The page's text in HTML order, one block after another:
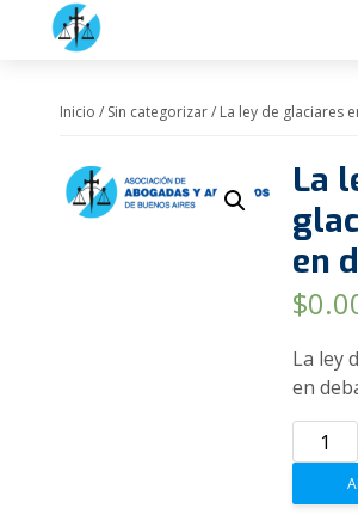
Inicio / Sin categorizar/ La ley de glaciares
La
en
$
La ley
en
ley